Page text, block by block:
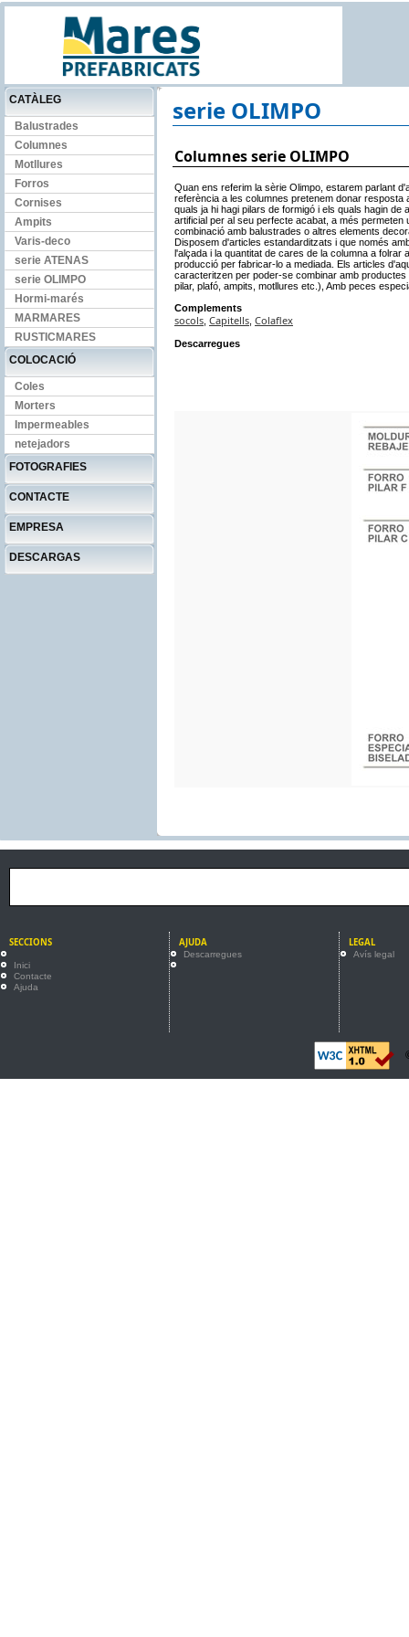
CATÀLEG
Balustrades
Columnes
Motllures
Forros
Cornises
Ampits
Varis-deco
serie ATENAS
serie OLIMPO
Hormi-marés
MARMARES
RUSTICMARES
COLOCACIÓ
Coles
Morters
Impermeables
netejadors
FOTOGRAFIES
CONTACTE
EMPRESA
DESCARGAS
serie OLIMPO
Columnes serie OLIMPO
Quan ens referim la sèrie Olimpo, estarem parlant
referència a les columnes pretenem donar resposta
quals ja hi hagi pilars de formigó i els quals hagin de
artificial per al seu perfecte acabat, a més permeten
combinació amb balustrades o altres elements
Disposem d'articles estandarditzats i que només
l'alçada i la quantitat de cares de la columna a folrar
producció per fabricar-lo a mediada. Els articles
caracteritzen per poder-se combinar amb
pilar, plafó, ampits, motllures etc.), Amb peces
Complements
socols Capitells Colaflex
Descarregues
SECCIONS
Inici
Contacte
Ajuda
AJUDA
Descarregues
LEGAL
Avís legal